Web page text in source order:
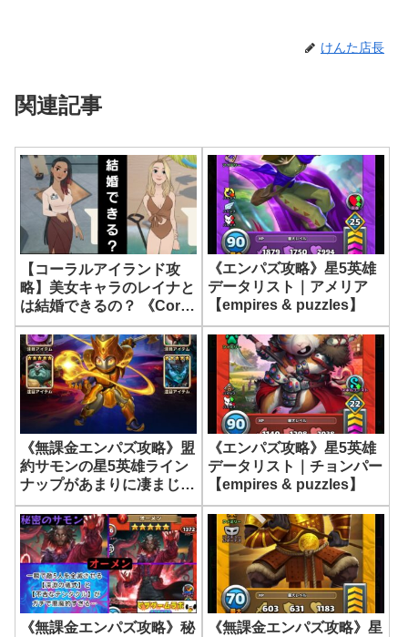
けんた店長
関連記事
【コーラルアイランド攻
略】美女キャラのレイナと
は結婚できるの？ 《Coral
Island》
《エンパズ攻略》星5英雄
データリスト｜アメリア
【empires & puzzles】
《無課金エンパズ攻略》盟
約サモンの星5英雄ライン
ナップがあまりに凄まじす
ぎる件…【empires &
puzzles】
《エンパズ攻略》星5英雄
データリスト｜チョンパー
【empires & puzzles】
《無課金エンパズ攻略》秘
《無課金エンパズ攻略》星